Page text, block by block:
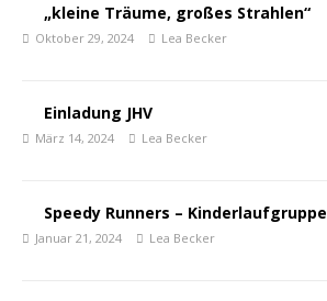
„kleine Träume, großes Strahlen“
Oktober 29, 2024 Lea Becker
Einladung JHV
März 14, 2024 Lea Becker
Speedy Runners – Kinderlaufgruppe
Januar 21, 2024 Lea Becker